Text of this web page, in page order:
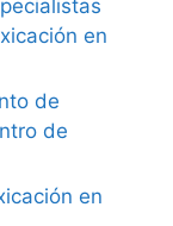
en
de
de
en